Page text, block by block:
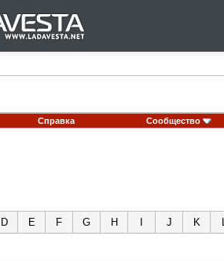
Справка Сообщество
D E F G H J K